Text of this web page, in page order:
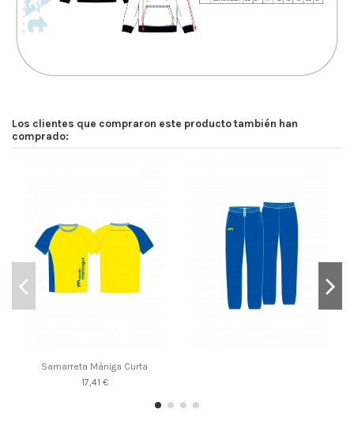
Los clientes que compraron este producto también han
comprado:
Samarreta Màniga Curta
17,41 €